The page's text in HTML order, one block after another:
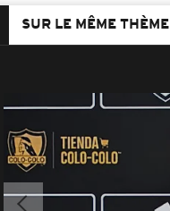
SUR LE MÊME THÈME